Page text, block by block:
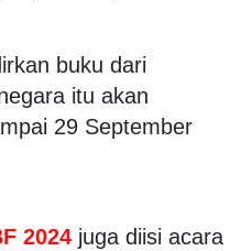
buku dari
itu akan
29 September
2024 juga diisi acara